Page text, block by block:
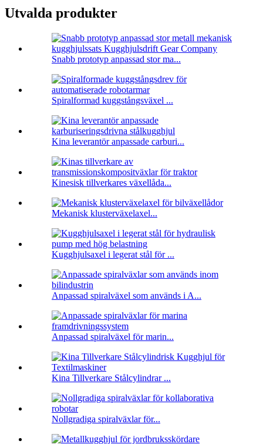
Utvalda produkter
Snabb prototyp anpassad stor ma...
Spiralformad kuggstångsväxel ...
Kina leverantör anpassade carburi...
Kinesisk tillverkares växellåda...
Mekanisk klusterväxelaxel...
Kugghjulsaxel i legerat stål för ...
Anpassad spiralväxel som används i A...
Anpassad spiralväxel för marin...
Kina Tillverkare Stålcylindrar ...
Nollgradiga spiralväxlar för...